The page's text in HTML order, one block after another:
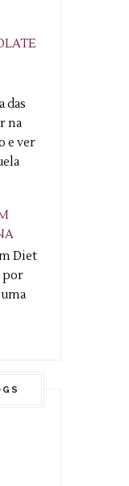
das
na
e ver
Diet
por